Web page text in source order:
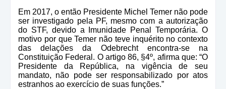
Em 2017, o então Presidente Michel Temer não pode
ser investigado pela PF, mesmo com a autorização
do STF, devido a Imunidade Penal Temporária. O
motivo por que Temer não teve inquérito no contexto
das delações da Odebrecht encontra-se na
Constituição Federal. O artigo 86, §4º, afirma que: “O
Presidente da República, na vigência de seu
mandato, não pode ser responsabilizado por atos
estranhos ao exercício de suas funções.”